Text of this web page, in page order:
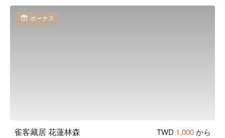
ボーナス
雀客藏居 花蓮林森 TWD 1,000から